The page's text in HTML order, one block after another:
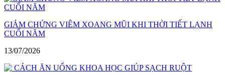
GIẢM CHỨNG VIÊM XOANG MŨI KHI THỜI TIẾT LẠNH
CUỐI NĂM
13/07/2026